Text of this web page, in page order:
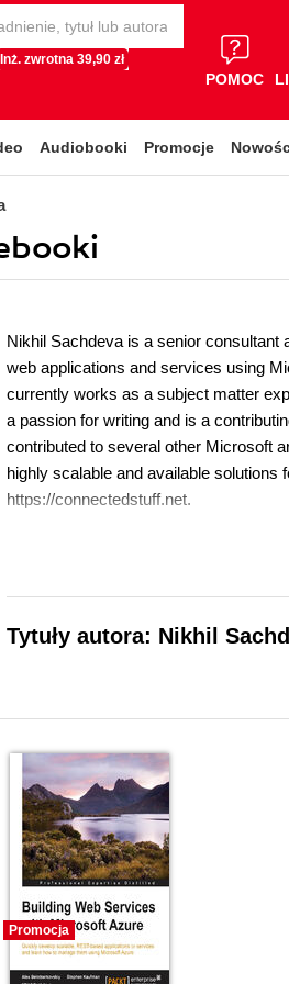
Inż. zwrotna 39,90 zł
POMOC
Audiobooki Promocje
Nikhil Sachdeva is a senior consultant
web applications and services using
currently works as a subject matter
a passion for writing and is a
contributed to several other Microsoft
highly scalable and available solutions
https://connectedstuff.net.
Tytuły autora: Nikhil
Promocja